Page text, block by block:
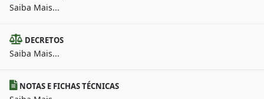
Saiba Mais...
DECRETOS
Saiba Mais...
NOTAS E FICHAS TÉCNICAS